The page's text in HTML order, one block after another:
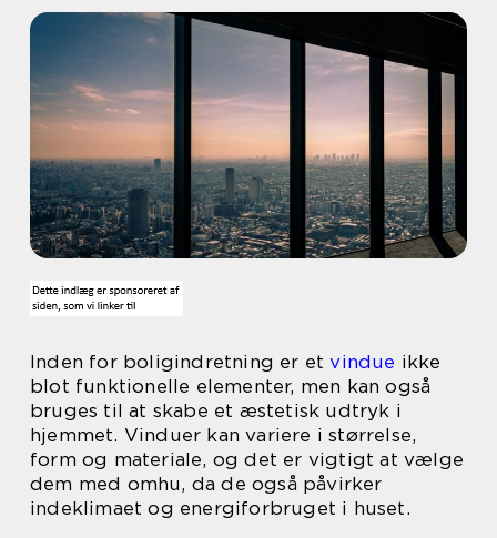
Inden for boligindretning er etvindue ikke
blot funktionelle elementer, men kan også
bruges til at skabe et æstetisk udtryk i
hjemmet. Vinduer kan variere i størrelse,
form og materiale, og det er vigtigt at vælge
dem med omhu, da de også påvirker
indeklimaet og energiforbruget i huset.